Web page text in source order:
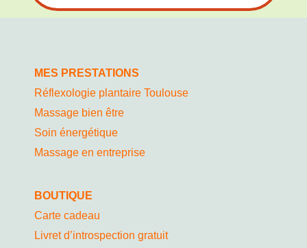
MES PRESTATIONS
Réflexologie plantaire Toulouse
Massage bien être
Soin énergétique
Massage en entreprise
BOUTIQUE
Carte cadeau
Livret d’introspection gratuit